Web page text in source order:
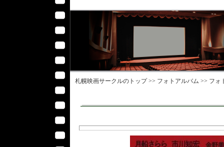
札幌映画サークルのトップ >> フォトアルバム >> フォ